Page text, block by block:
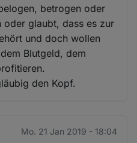
betrogen oder
glaubt, dass es zur
und doch wollen
Blutgeld, dem
den Kopf.
Mo. 21 Jan 2019 - 18:04